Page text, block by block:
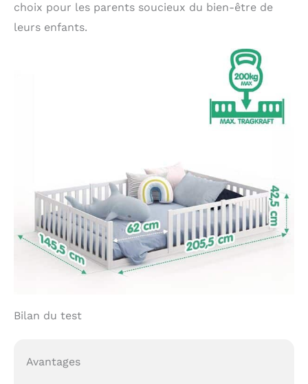
choix pour les parents soucieux du bien-être de
leurs enfants.
Bilan du test
Avantages